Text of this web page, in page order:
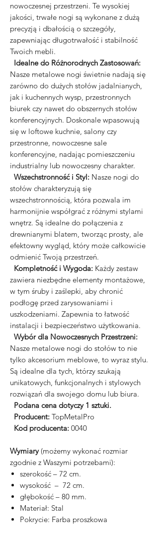
nowoczesnej przestrzeni. Te wysokiej
jakości, trwałe nogi są wykonane z dużą
precyzją i dbałością o szczegóły,
zapewniając długotrwałość i stabilność
Twoich mebli.
Idealne do Różnorodnych Zastosowań:
Nasze metalowe nogi świetnie nadają się
zarówno do dużych stołów jadalnianych,
jak i kuchennych wysp, przestronnych
biurek czy nawet do obszernych stołów
konferencyjnych. Doskonale wpasowują
się w loftowe kuchnie, salony czy
przestronne, nowoczesne sale
konferencyjne, nadając pomieszczeniu
industrialny lub nowoczesny charakter.
Wszechstronność i Styl: Nasze nogi do
stołów charakteryzują się
wszechstronnością, która pozwala im
harmonijnie współgrać z różnymi stylami
wnętrz. Są idealne do połączenia z
drewnianymi blatem, tworząc prosty, ale
efektowny wygląd, który może całkowicie
odmienić Twoją przestrzeń.
Kompletność i Wygoda: Każdy zestaw
zawiera niezbędne elementy montażowe,
w tym śruby i zaślepki, aby chronić
podłogę przed zarysowaniami i
uszkodzeniami. Zapewnia to łatwość
instalacji i bezpieczeństwo użytkowania.
Wybór dla Nowoczesnych Przestrzeni:
Nasze metalowe nogi do stołów to nie
tylko akcesorium meblowe, to wyraz stylu.
Są idealne dla tych, którzy szukają
unikatowych, funkcjonalnych i stylowych
rozwiązań dla swojego domu lub biura.
Podana cena dotyczy 1 sztuki.
Producent: TopMetalPro
Kod producenta: 0040
Wymiary(możemy wykonać rozmiar
zgodnie z Waszymi potrzebami):
szerokość – 72 cm.
wysokość – 72 cm.
głębokość – 80 mm.
Materiał: Stal
Pokrycie: Farba proszkowa